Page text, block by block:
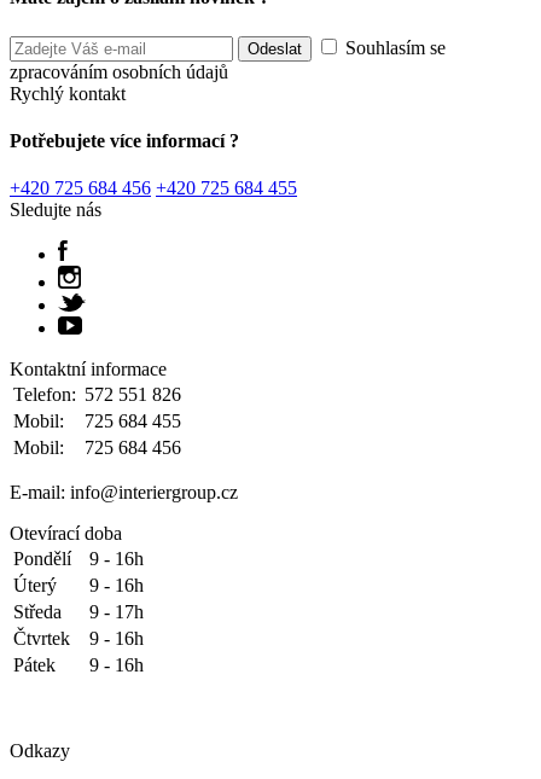
Souhlasím se
zpracováním osobních údajů
Rychlý kontakt
Potřebujete více informací ?
+420 725 684 456 +420 725 684 455
Sledujte nás
Kontaktní informace
Telefon: 572 551 826
Mobil:
725 684 455
Mobil:
725 684 456
E-mail: info@interiergroup.cz
Otevírací doba
Pondělí
9 - 16h
Úterý
9 - 16h
Středa
9 - 17h
Čtvrtek
9 - 16h
Pátek
9 - 16h
Odkazy